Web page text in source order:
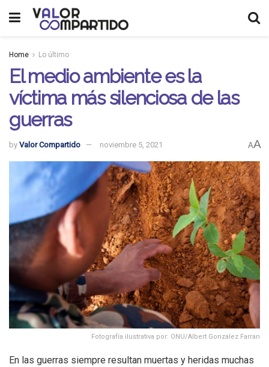
Home Lo último
El medio ambiente es la
víctima más silenciosa de las
guerras
by Valor Compartido noviembre 5, 2021 AA
Fotografía ilustrativa por: ONU/Albert Gonzalez Farran
En las guerras siempre resultan muertas y heridas muchas